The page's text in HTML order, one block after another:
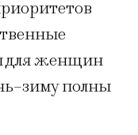
для женщин
полны